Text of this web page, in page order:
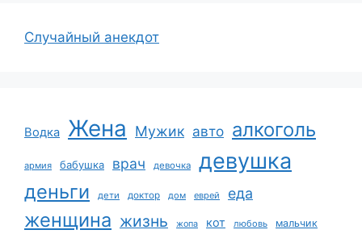
Случайный анекдот
Водка Жена Мужик авто алкоголь
армия бабушка врач девочка девушка
деньги дети доктор дом еврей еда
женщина жизнь жопа кот любовь мальчик